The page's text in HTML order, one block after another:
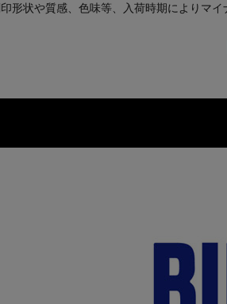
形状や質感、色味等、入荷時期によりマ